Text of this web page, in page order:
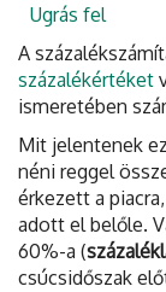
Ugrás fel
A
százalékértéket
ismeretében
Mit jelentenek
néni reggel
érkezett a
adott el belőle.
60%-a (
csúcsidőszak